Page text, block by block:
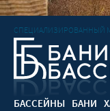
СПЕЦИАЛИЗИРОВАННЫЙ
БАССЕЙНЫ БАНИ